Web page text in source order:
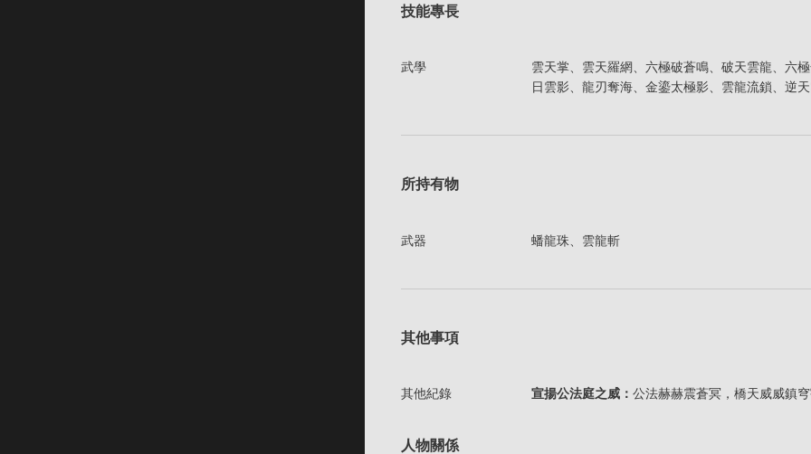
技能專長
武學
雲天掌、雲天羅網、六極破蒼鳴、破天雲龍、六
日雲影、龍刃奪海、金鎏太極影、雲龍流鎖、逆
所持有物
武器 蟠龍珠、雲龍斬
其他事項
其他紀錄 宣揚公法庭之威： 公法赫赫震蒼冥，橋天威威鎮穹
人物關係